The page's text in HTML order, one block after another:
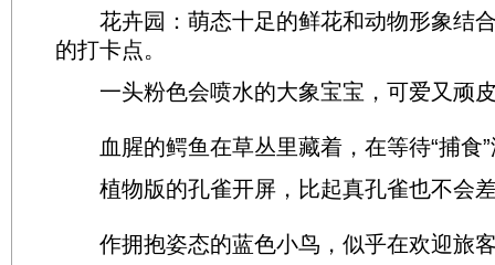
花卉园：萌态十足的鲜花和动物形象结
的打卡点。
一头粉色会喷水的大象宝宝，可爱又顽
血腥的鳄鱼在草丛里藏着，在等待“捕食”
植物版的孔雀开屏，比起真孔雀也不会
作拥抱姿态的蓝色小鸟，似乎在欢迎旅